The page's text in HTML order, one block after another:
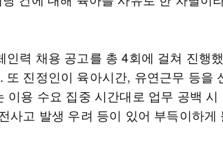
인력 채용 공고를 총 4회에 걸쳐 진행
또 진정인이 육아시간, 유연근무 등을
이용 수요 집중 시간대로 업무 공백 시
사고 발생 우려 등이 있어 부득이하게